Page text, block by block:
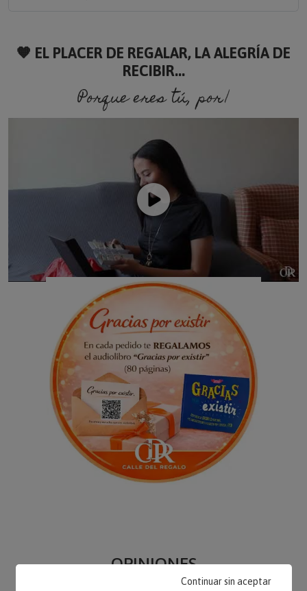
🧡 EL PLACER DE REGALAR, LA ALEGRÍA DE
RECIBIR...
Porque eres tú, porque so
OPINIONES
Continuar sin aceptar